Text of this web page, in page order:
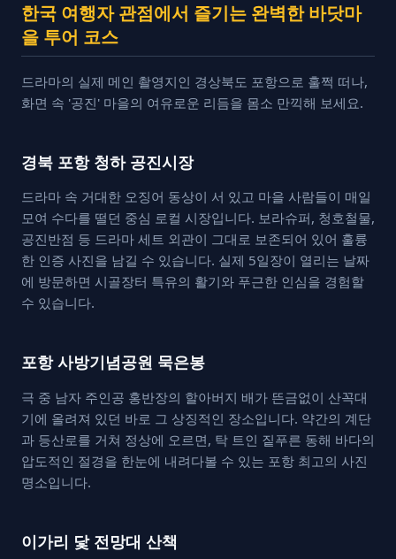
한국 여행자 관점에서 즐기는 완벽한 바닷마
을 투어 코스
드라마의 실제 메인 촬영지인 경상북도 포항으로 훌쩍 떠나,
화면 속 '공진' 마을의 여유로운 리듬을 몸소 만끽해 보세요.
경북 포항 청하 공진시장
드라마 속 거대한 오징어 동상이 서 있고 마을 사람들이 매일
모여 수다를 떨던 중심 로컬 시장입니다. 보라슈퍼, 청호철물,
공진반점 등 드라마 세트 외관이 그대로 보존되어 있어 훌륭
한 인증 사진을 남길 수 있습니다. 실제 5일장이 열리는 날짜
에 방문하면 시골장터 특유의 활기와 푸근한 인심을 경험할
수 있습니다.
포항 사방기념공원 묵은봉
극 중 남자 주인공 홍반장의 할아버지 배가 뜬금없이 산꼭대
기에 올려져 있던 바로 그 상징적인 장소입니다. 약간의 계단
과 등산로를 거쳐 정상에 오르면, 탁 트인 짙푸른 동해 바다의
압도적인 절경을 한눈에 내려다볼 수 있는 포항 최고의 사진
명소입니다.
이가리 닻 전망대 산책